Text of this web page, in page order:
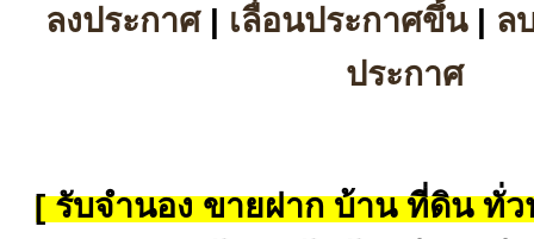
ลงประกาศ| เลื่อนประกาศขึ้น| ล
ประกาศ
[ รับจำนอง ขายฝาก บ้าน ที่ดิน ทั่ว